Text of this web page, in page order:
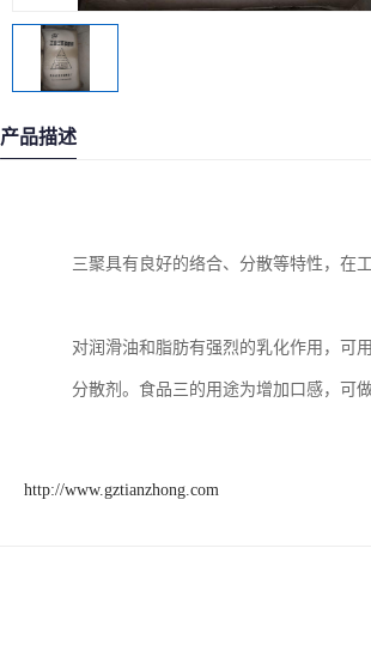
产品描述
三聚具有良好的络合、分散等特性，在
对润滑油和脂肪有强烈的乳化作用，可
分散剂。食品三的用途为增加口感，可
http://www.gztianzhong.com